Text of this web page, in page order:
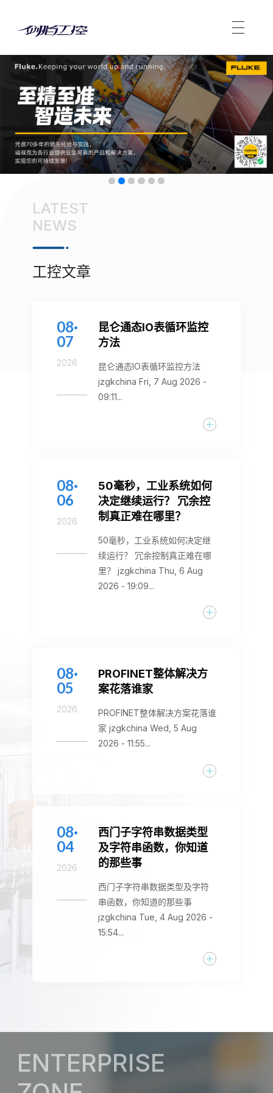
LATEST
NEWS
工控文章
08·
07
2026
昆仑通态IO表循环监控
方法
昆仑通态IO表循环监控方法
jzgkchina Fri, 7 Aug 2026 -
09:11...
08·
06
2026
50毫秒，工业系统如何
决定继续运行？ 冗余控
制真正难在哪里？
50毫秒，工业系统如何决定继
续运行？ 冗余控制真正难在哪
里？ jzgkchina Thu, 6 Aug
2026 - 19:09...
08·
05
2026
PROFINET整体解决方
案花落谁家
PROFINET整体解决方案花落谁
家 jzgkchina Wed, 5 Aug
2026 - 11:55...
08·
04
2026
西门子字符串数据类型
及字符串函数，你知道
的那些事
西门子字符串数据类型及字符
串函数，你知道的那些事
jzgkchina Tue, 4 Aug 2026 -
15:54...
ENTERPRISE